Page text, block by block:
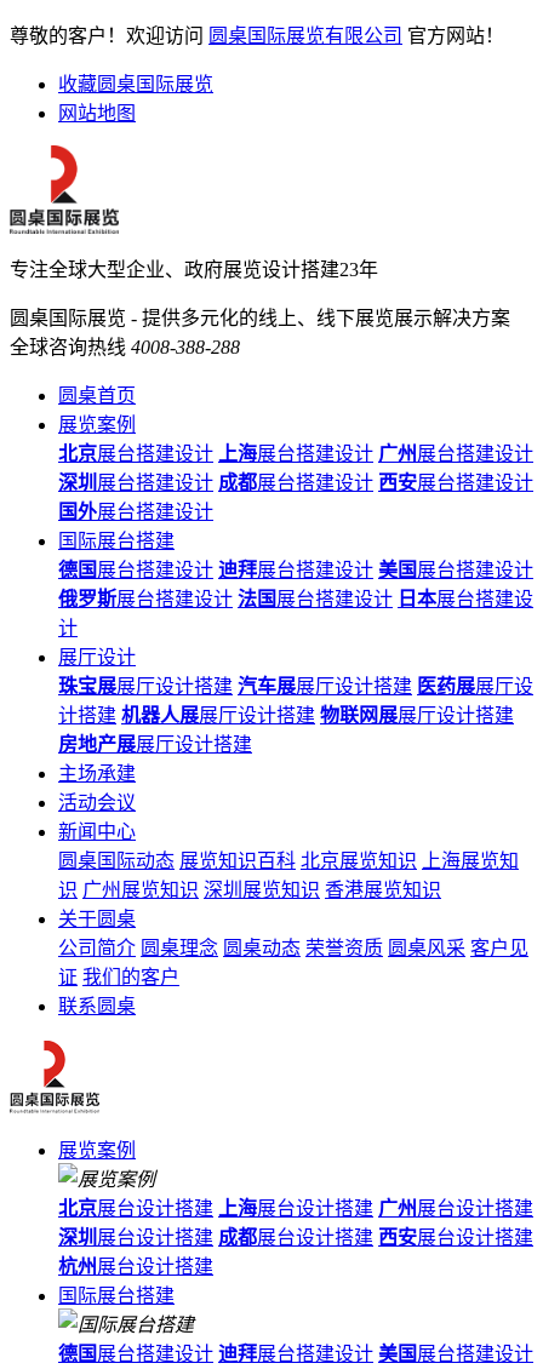
尊敬的客户！欢迎访问 圆桌国际展览有限公司 官方网站！
收藏圆桌国际展览
网站地图
专注全球大型企业、政府展览设计搭建23年
圆桌国际展览 - 提供多元化的线上、线下展览展示解决方案
全球咨询热线 4008-388-288
圆桌首页
展览案例
北京展台搭建设计 上海展台搭建设计 广州展台搭建设计
深圳 展台搭建设计 成都展台搭建设计 西安展台搭建设计
国外展台搭建设计
国际展台搭建
德国 展台搭建设计 迪拜展台搭建设计 美国 展台搭建设计
俄罗斯展台搭建设计 法国 展台搭建设计 日本展台搭建设
计
展厅设计
珠宝展展厅设计搭建 汽车展展厅设计搭建 医药展展厅设
计搭建 机器人展展厅设计搭建 物联网展展厅设计搭建
房地产展展厅设计搭建
主场承建
活动会议
新闻中心
圆桌国际动态 展览知识百科 北京展览知识
上海展览知
识 广州展览知识 深圳展览知识 香港展览知识
关于圆桌
公司简介 圆桌理念 圆桌动态 荣誉资质 圆桌风采 客户见
证 我们的客户
联系圆桌
展览案例
北京展台设计搭建 上海展台设计搭建 广州展台设计搭建
深圳 展台设计搭建 成都展台设计搭建 西安展台设计搭建
杭州展台设计搭建
国际展台搭建
德国 展台搭建设计 迪拜展台搭建设计 美国 展台搭建设计